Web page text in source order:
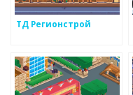
ТД Регионстрой